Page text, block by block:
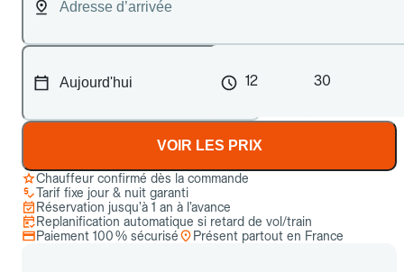
12 30
VOIR LES PRIX
Chauffeur confirmé dès la commande
Tarif fixe jour & nuit garanti
Réservation jusqu’à 1 an à l’avance
Replanification automatique si retard de vol/train
Paiement 100 % sécurisé
Présent partout en France